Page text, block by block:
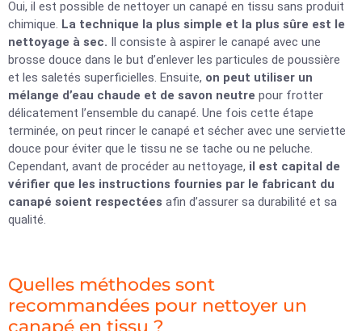
Oui, il est possible de nettoyer un canapé en tissu sans produit
chimique. La technique la plus simple et la plus sûre est le
nettoyage à sec. Il consiste à aspirer le canapé avec une
brosse douce dans le but d’enlever les particules de poussière
et les saletés superficielles. Ensuite, on peut utiliser un
mélange d’eau chaude et de savon neutre pour frotter
délicatement l’ensemble du canapé. Une fois cette étape
terminée, on peut rincer le canapé et sécher avec une serviette
douce pour éviter que le tissu ne se tache ou ne peluche.
Cependant, avant de procéder au nettoyage, il est capital de
vérifier que les instructions fournies par le fabricant du
canapé soient respectées afin d’assurer sa durabilité et sa
qualité.
Quelles méthodes sont
recommandées pour nettoyer un
canapé en tissu ?